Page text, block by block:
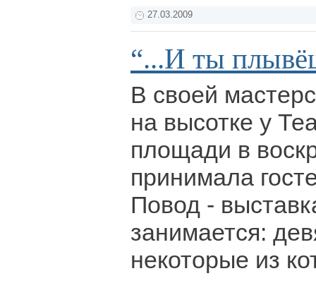
27.03.2009
“...И ты
В своей
на высотке у
площади в
принимала
Повод -
занимается:
некоторые из